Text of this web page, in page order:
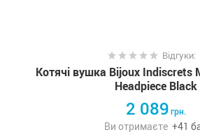
Відгуки:
Котячі вушка Bijoux Indiscrets
Headpiece Black
2 089грн.
Ви отримаєте +41